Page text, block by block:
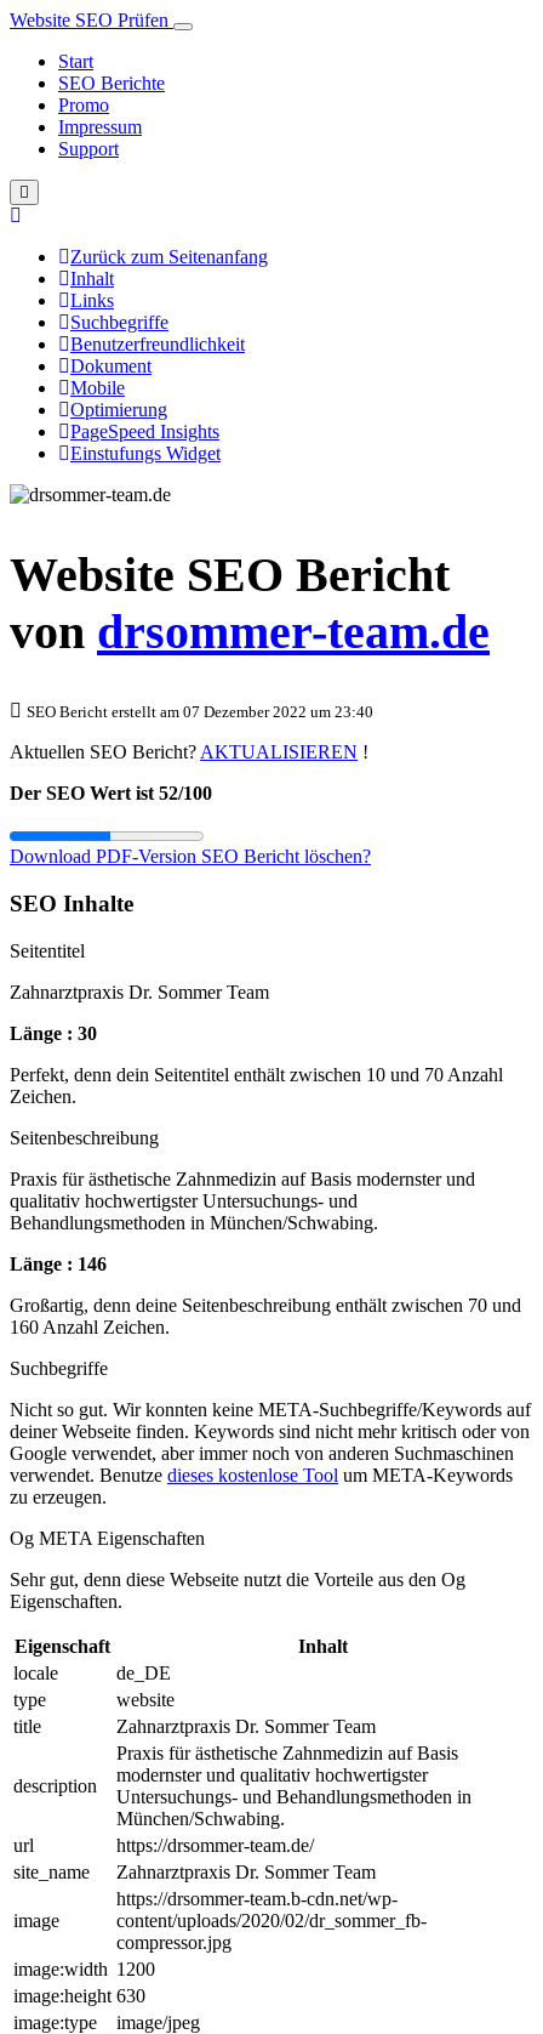
Website SEO Prüfen
Start
SEO Berichte
Promo
Impressum
Support
Zurück zum Seitenanfang
Inhalt
Links
Suchbegriffe
Benutzerfreundlichkeit
Dokument
Mobile
Optimierung
PageSpeed Insights
Einstufungs Widget
Website SEO Bericht
von drsommer-team.de
SEO Bericht erstellt am 07 Dezember 2022 um 23:40
Aktuellen SEO Bericht? AKTUALISIEREN !
Der SEO Wert ist 52/100
Download PDF-Version SEO Bericht löschen?
SEO Inhalte
Seitentitel
Zahnarztpraxis Dr. Sommer Team
Länge : 30
Perfekt, denn dein Seitentitel enthält zwischen 10 und 70 Anzahl
Zeichen.
Seitenbeschreibung
Praxis für ästhetische Zahnmedizin auf Basis modernster und
qualitativ hochwertigster Untersuchungs- und
Behandlungsmethoden in München/Schwabing.
Länge : 146
Großartig, denn deine Seitenbeschreibung enthält zwischen 70 und
160 Anzahl Zeichen.
Suchbegriffe
Nicht so gut. Wir konnten keine META-Suchbegriffe/Keywords auf
deiner Webseite finden. Keywords sind nicht mehr kritisch oder von
Google verwendet, aber immer noch von anderen Suchmaschinen
verwendet. Benutze dieses kostenlose Tool um META-Keywords
zu erzeugen.
Og META Eigenschaften
Sehr gut, denn diese Webseite nutzt die Vorteile aus den Og
Eigenschaften.
Eigenschaft
Inhalt
locale
de_DE
type
website
title
Zahnarztpraxis Dr. Sommer Team
description
Praxis für ästhetische Zahnmedizin auf Basis
modernster und qualitativ hochwertigster
Untersuchungs- und Behandlungsmethoden in
München/Schwabing.
url
https://drsommer-team.de/
site_name
Zahnarztpraxis Dr. Sommer Team
image
https://drsommer-team.b-cdn.net/wp-
content/uploads/2020/02/dr_sommer_fb-
compressor.jpg
image:width 1200
image:height 630
image:type
image/jpeg